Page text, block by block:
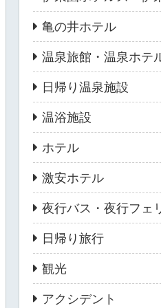
亀の井ホテル
温泉旅館・温泉ホテ
日帰り温泉施設
温浴施設
ホテル
激安ホテル
夜行バス・夜行フェ
日帰り旅行
観光
アクシデント